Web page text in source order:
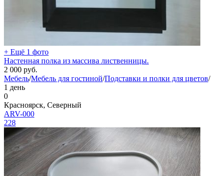
+ Ещё 1 фото
Настенная полка из массива лиственницы.
2 000 руб.
Мебель/Мебель для гостиной/Подставки и полки для цветов/
1 день
0
Красноярск, Северный
ARV-000
228